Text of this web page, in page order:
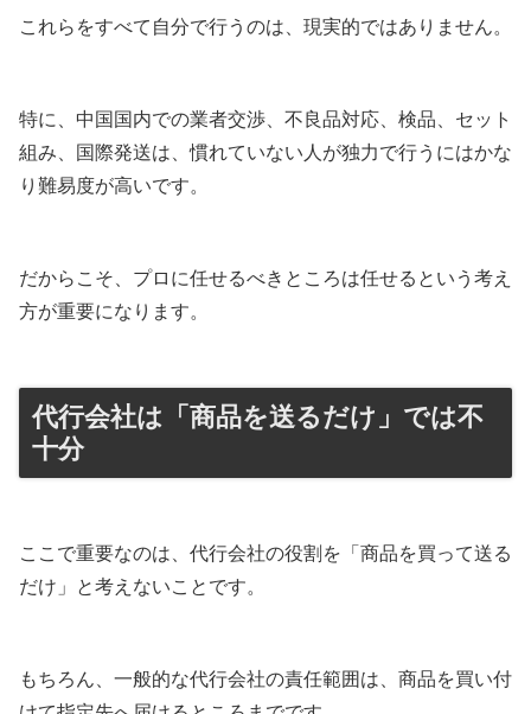
これらをすべて自分で行うのは、現実的ではありません。
特に、中国国内での業者交渉、不良品対応、検品、セット
組み、国際発送は、慣れていない人が独力で行うにはかな
り難易度が高いです。
だからこそ、プロに任せるべきところは任せるという考え
方が重要になります。
代行会社は「商品を送るだけ」では不
十分
ここで重要なのは、代行会社の役割を「商品を買って送る
だけ」と考えないことです。
もちろん、一般的な代行会社の責任範囲は、商品を買い付